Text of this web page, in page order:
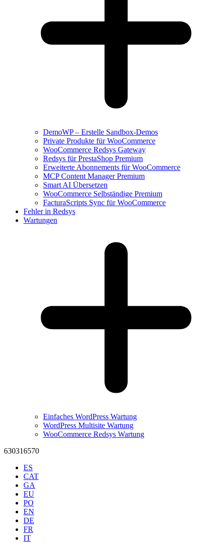
DemoWP – Erstelle Sandbox-Demos
Private Produkte für WooCommerce
WooCommerce Redsys Gateway
Redsys für PrestaShop Premium
Erweiterte Abonnements für WooCommerce
MCP Content Manager Premium
Smart AI Übersetzen
WooCommerce Selbständige Premium
FacturaScripts Sync für WooCommerce
Fehler in Redsys
Wartungen
Einfaches WordPress Wartung
WordPress Multisite Wartung
WooCommerce Redsys Wartung
630316570
ES
CAT
GA
EU
PO
EN
DE
FR
IT